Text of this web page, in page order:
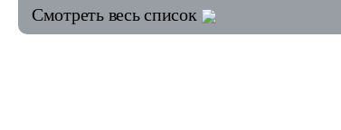
Смотреть весь список